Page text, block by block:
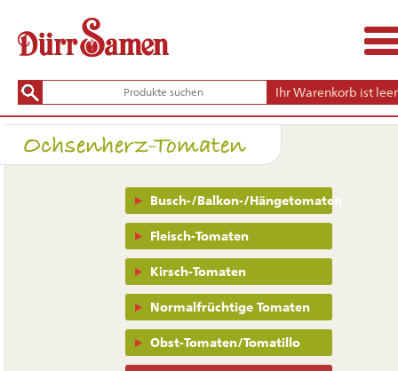
Ihr Warenkorb ist
Ochsenherz-Tomaten
Navigation
überspringen
Busch-/Balkon-/Hängetomaten
Fleisch-Tomaten
Kirsch-Tomaten
Normalfrüchtige Tomaten
Obst-Tomaten/Tomatillo